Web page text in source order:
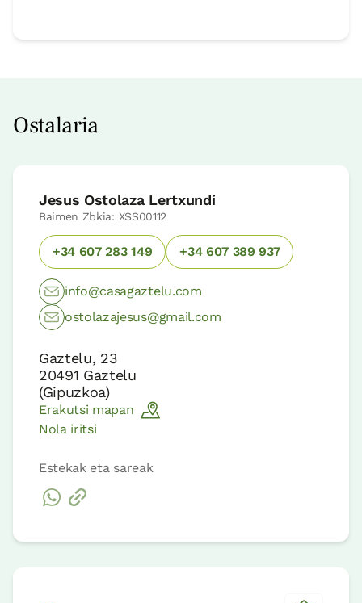
Ostalaria
Jesus Ostolaza Lertxundi
Baimen Zbkia: XSS00112
+34 607 283 149 +34 607 389 937
info@casagaztelu.com
ostolazajesus@gmail.com
Gaztelu, 23
20491 Gaztelu
(Gipuzkoa)
Erakutsi mapan
Nola iritsi
Estekak eta sareak